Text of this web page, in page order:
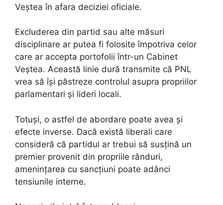
Veștea în afara deciziei oficiale.
Excluderea din partid sau alte măsuri
disciplinare ar putea fi folosite împotriva celor
care ar accepta portofolii într-un Cabinet
Veștea. Această linie dură transmite că PNL
vrea să își păstreze controlul asupra propriilor
parlamentari și lideri locali.
Totuși, o astfel de abordare poate avea și
efecte inverse. Dacă există liberali care
consideră că partidul ar trebui să susțină un
premier provenit din propriile rânduri,
amenințarea cu sancțiuni poate adânci
tensiunile interne.